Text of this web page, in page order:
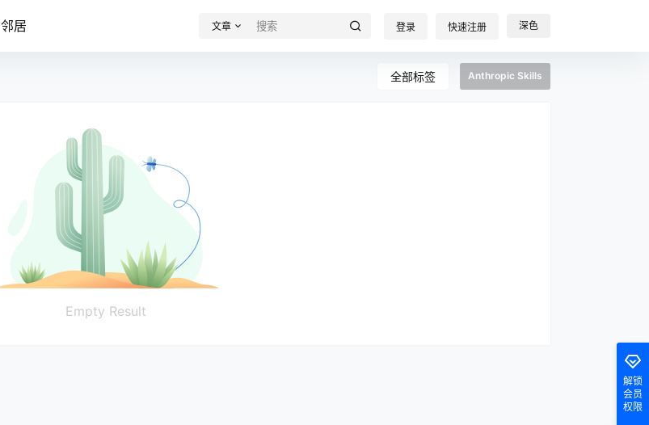
邻居 文章 登录 快速注册 深色
全部标签 Anthropic Skills
Empty Result
解锁
会员
权限